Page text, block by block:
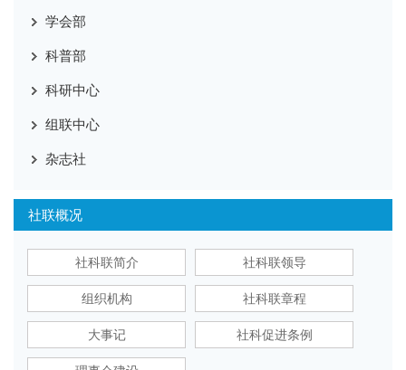
学会部
科普部
科研中心
组联中心
杂志社
社联概况
社科联简介 社科联领导
组织机构 社科联章程
大事记 社科促进条例